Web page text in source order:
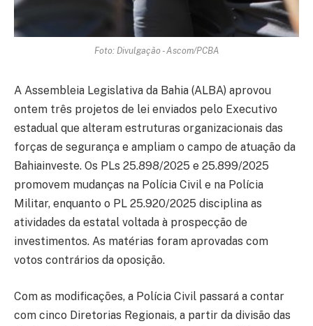
Foto: Divulgação - Ascom/PCBA
A Assembleia Legislativa da Bahia (ALBA) aprovou
ontem três projetos de lei enviados pelo Executivo
estadual que alteram estruturas organizacionais das
forças de segurança e ampliam o campo de atuação da
Bahiainveste. Os PLs 25.898/2025 e 25.899/2025
promovem mudanças na Polícia Civil e na Polícia
Militar, enquanto o PL 25.920/2025 disciplina as
atividades da estatal voltada à prospecção de
investimentos. As matérias foram aprovadas com
votos contrários da oposição.
Com as modificações, a Polícia Civil passará a contar
com cinco Diretorias Regionais, a partir da divisão das